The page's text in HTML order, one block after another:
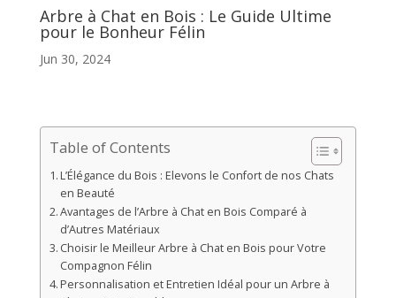
Arbre à Chat en Bois : Le Guide Ultime
pour le Bonheur Félin
Jun 30, 2024
Table of Contents
L’Élégance du Bois : Elevons le Confort de nos Chats
en Beauté
Avantages de l’Arbre à Chat en Bois Comparé à
d’Autres Matériaux
Choisir le Meilleur Arbre à Chat en Bois pour Votre
Compagnon Félin
Personnalisation et Entretien Idéal pour un Arbre à